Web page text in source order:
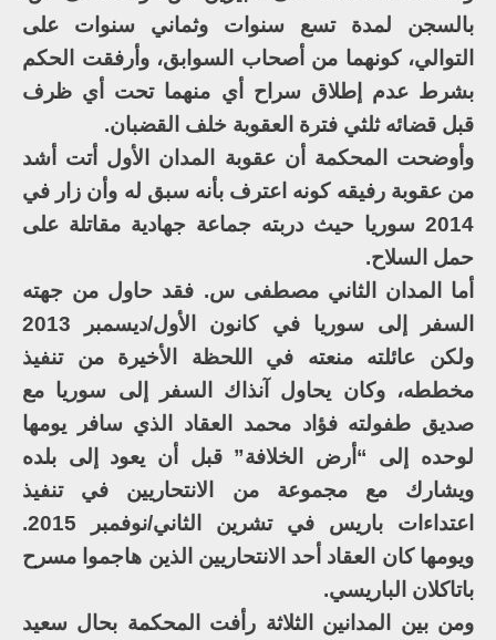
بالسجن لمدة تسع سنوات وثماني سنوات على
التوالي، كونهما من أصحاب السوابق، وأرفقت الحكم
بشرط عدم إطلاق سراح أي منهما تحت أي ظرف
قبل قضائه ثلثي فترة العقوبة خلف القضبان.
وأوضحت المحكمة أن عقوبة المدان الأول أتت أشد
من عقوبة رفيقه كونه اعترف بأنه سبق له وأن زار في
2014 سوريا حيث دربته جماعة جهادية مقاتلة على
حمل السلاح.
أما المدان الثاني مصطفى س. فقد حاول من جهته
السفر إلى سوريا في كانون الأول/ديسمبر 2013
ولكن عائلته منعته في اللحظة الأخيرة من تنفيذ
مخططه، وكان يحاول آنذاك السفر إلى سوريا مع
صديق طفولته فؤاد محمد العقاد الذي سافر يومها
لوحده إلى “أرض الخلافة” قبل أن يعود إلى بلده
ويشارك مع مجموعة من الانتحاريين في تنفيذ
اعتداءات باريس في تشرين الثاني/نوفمبر 2015.
ويومها كان العقاد أحد الانتحاريين الذين هاجموا مسرح
باتاكلان الباريسي.
ومن بين المدانين الثلاثة رأفت المحكمة بحال سعيد